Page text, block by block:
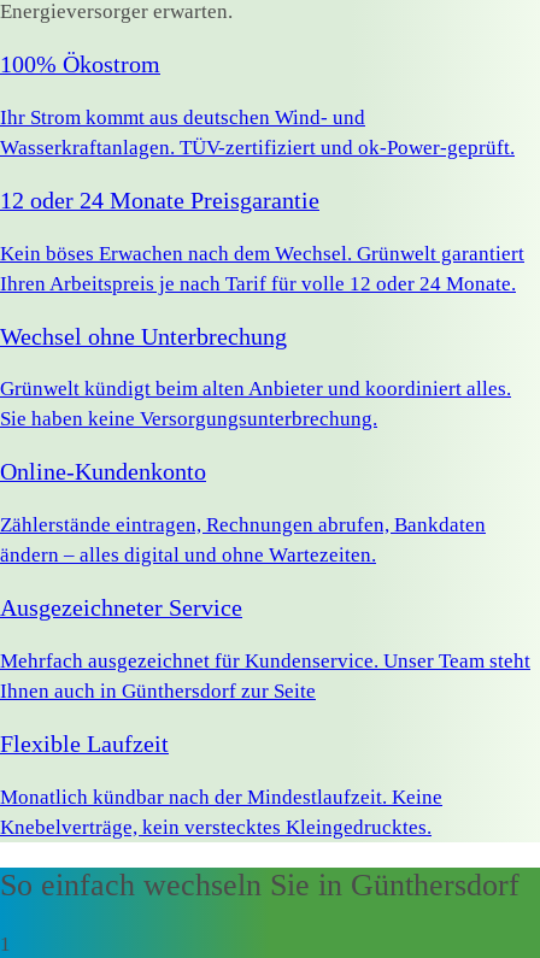
Energieversorger erwarten.
100% Ökostrom
Ihr Strom kommt aus deutschen Wind- und
Wasserkraftanlagen. TÜV-zertifiziert und ok-Power-geprüft.
12 oder 24 Monate Preisgarantie
Kein böses Erwachen nach dem Wechsel. Grünwelt garantiert
Ihren Arbeitspreis je nach Tarif für volle 12 oder 24 Monate.
Wechsel ohne Unterbrechung
Grünwelt kündigt beim alten Anbieter und koordiniert alles.
Sie haben keine Versorgungsunterbrechung.
Online-Kundenkonto
Zählerstände eintragen, Rechnungen abrufen, Bankdaten
ändern – alles digital und ohne Wartezeiten.
Ausgezeichneter Service
Mehrfach ausgezeichnet für Kundenservice. Unser Team steht
Ihnen auch in Günthersdorf zur Seite
Flexible Laufzeit
Monatlich kündbar nach der Mindestlaufzeit. Keine
Knebelverträge, kein verstecktes Kleingedrucktes.
So einfach wechseln Sie in Günthersdorf
1